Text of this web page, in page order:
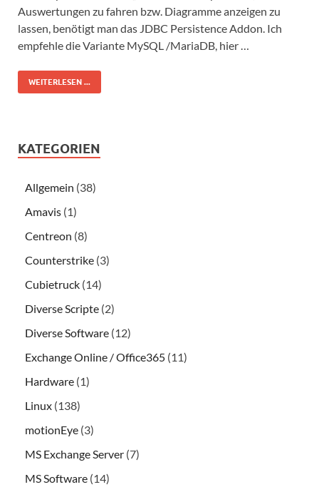
Auswertungen zu fahren bzw. Diagramme anzeigen zu
lassen, benötigt man das JDBC Persistence Addon. Ich
empfehle die Variante MySQL /MariaDB, hier …
WEITERLESEN ...
KATEGORIEN
Allgemein (38)
Amavis (1)
Centreon (8)
Counterstrike (3)
Cubietruck (14)
Diverse Scripte (2)
Diverse Software (12)
Exchange Online / Office365 (11)
Hardware (1)
Linux (138)
motionEye (3)
MS Exchange Server (7)
MS Software (14)